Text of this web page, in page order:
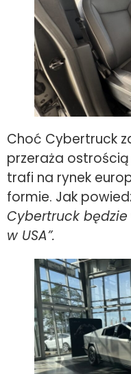
Choć Cybertruck
przeraża
trafi na rynek
formie. Jak
Cybertruck
w USA”.